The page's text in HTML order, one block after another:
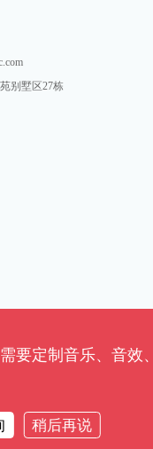
别墅区27栋
15007552号-3
要定制音乐、音效
稍后再说